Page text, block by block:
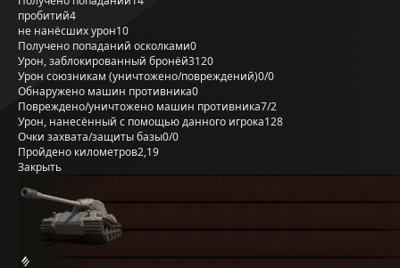
пробитий4
не нанёсших урон10
Получено попаданий осколками0
Урон, заблокированный бронёй3120
Урон союзникам (уничтожено/повреждений)0/0
Обнаружено машин противника0
Повреждено/уничтожено машин противника7/2
Урон, нанесённый с помощью данного игрока128
Очки захвата/защиты базы0/0
Пройдено километров2,19
Закрыть